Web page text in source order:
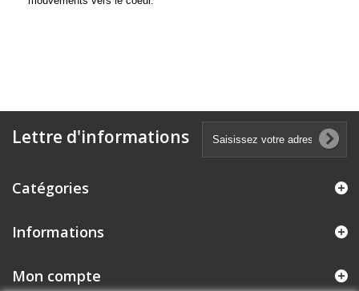
Lettre d'informations
Catégories
Informations
Mon compte